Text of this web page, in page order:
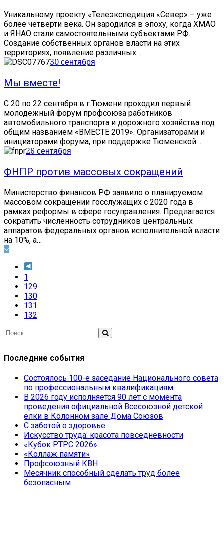
Уникальному проекту «Телеэкспедиция «Север» – уже
более четверти века. Он зародился в эпоху, когда ХМАО
и ЯНАО стали самостоятельными субъектами РФ.
Создание собственных органов власти на этих
территориях, появление различных…
30 сентября
Мы вместе!
С 20 по 22 сентября в г.Тюмени проходил первый
молодежный форум профсоюза работников
автомобильного транспорта и дорожного хозяйства под
общим названием «ВМЕСТЕ 2019». Организаторами и
инициаторами форума, при поддержке Тюменской…
26 сентября
ФНПР против массовых сокращений
Министерство финансов РФ заявило о планируемом
массовом сокращении госслужащих с 2020 года в
рамках реформы в сфере госуправления. Предлагается
сократить численность сотрудников центральных
аппаратов федеральных органов исполнительной власти
на 10%, а…
1
129
130
131
132
Последние события
Состоялось 100-е заседание Национального совета
по профессиональным квалификациям
В 2026 году исполняется 90 лет с момента
проведения официальной Всесоюзной детской
елки в Колонном зале Дома Союзов
С заботой о здоровье
Искусство труда: красота повседневности
«Кубок РТРС 2026»
«Коллаж памяти»
Профсоюзный КВН
Месячник способный сделать труд более
безопасным